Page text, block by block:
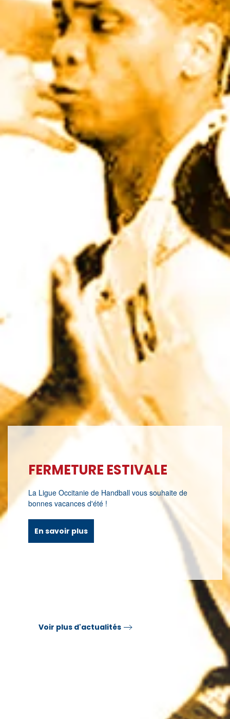
NOUVELLES ADRESSES E-
MAIL EN OCCITANIE
Retrouvezl’annuaire des nouvelles adresses e-mail
de la Ligue Occitanie de Handball et des Comités
En savoir plus
Voir plus d'actualités